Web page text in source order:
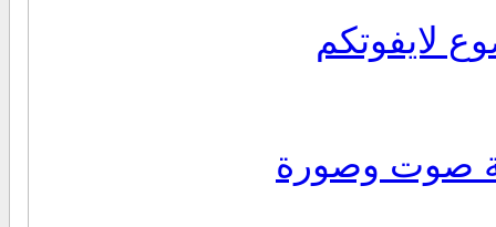
لايفوتكم
صوت وصورة